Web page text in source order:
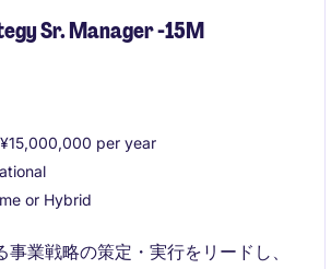
Sr. Manager -15M
per year
or Hybrid
事業戦略の策定・実行をリードし、